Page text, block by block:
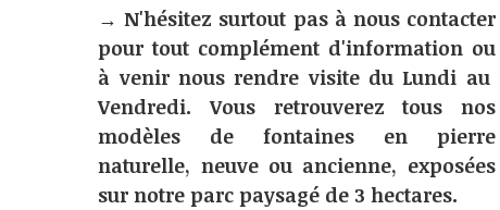
→N'hésitez surtout pas à nous contacter
pour tout complément d'information ou
à venir nous rendre visite du Lundi au
Vendredi. Vous retrouverez tous nos
modèles de fontaines en pierre
naturelle, neuve ou ancienne, exposées
sur notre parc paysagé de 3 hectares.